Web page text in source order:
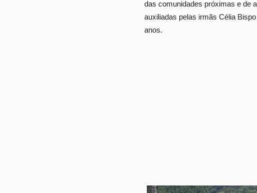
das comunidades próximas e de
auxiliadas pelas irmãs Célia
anos.